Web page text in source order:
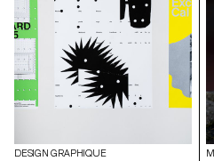
DESIGN GRAPHIQUE